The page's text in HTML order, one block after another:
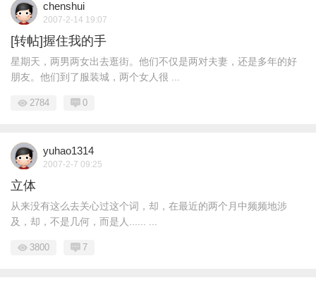
chenshui
2007-2-14 19:07
[转帖]握住我的手
星期天，两男两女出去逛街。他们不仅是两对夫妻，还是多年的好
朋友。他们到了服装城，两个女人很 ...
2784 0
yuhao1314
2007-2-7 09:25
立体
从来没有这么去关心过这个词，却，在最近的两个月中频频地涉
及，却，不是几何，而是人...... ...
3800 7